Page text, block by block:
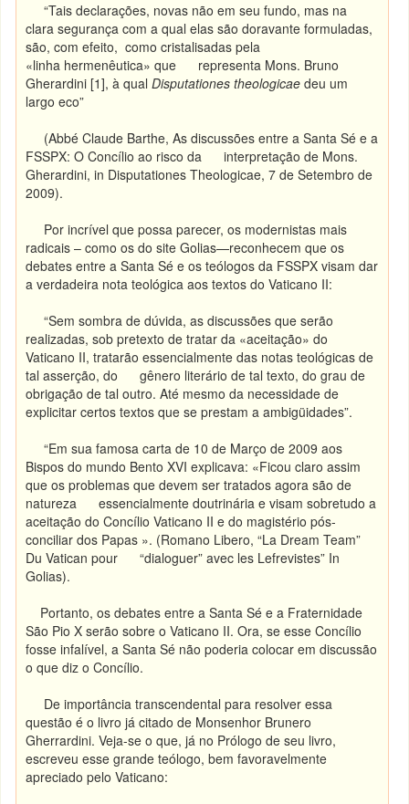
“Tais declarações, novas não em seu fundo, mas na
clara segurança com a qual elas são doravante formuladas,
são, com efeito, como cristalisadas pela
«linha hermenêutica» que representa Mons. Bruno
Gherardini [1], à qualDisputationes theologicae deu um
largo eco”
(Abbé Claude Barthe, As discussões entre a Santa Sé e a
FSSPX: O Concílio ao risco da interpretação de Mons.
Gherardini, in Disputationes Theologicae, 7 de Setembro de
2009).
Por incrível que possa parecer, os modernistas mais
radicais – como os do site Golias—reconhecem que os
debates entre a Santa Sé e os teólogos da FSSPX visam dar
a verdadeira nota teológica aos textos do Vaticano II:
“Sem sombra de dúvida, as discussões que serão
realizadas, sob pretexto de tratar da «aceitação» do
Vaticano II, tratarão essencialmente das notas teológicas de
tal asserção, do gênero literário de tal texto, do grau de
obrigação de tal outro. Até mesmo da necessidade de
explicitar certos textos que se prestam a ambigüidades”.
“Em sua famosa carta de 10 de Março de 2009 aos
Bispos do mundo Bento XVI explicava: «Ficou claro assim
que os problemas que devem ser tratados agora são de
natureza essencialmente doutrinária e visam sobretudo a
aceitação do Concílio Vaticano II e do magistério pós-
conciliar dos Papas ». (Romano Libero, “La Dream Team”
Du Vatican pour “dialoguer” avec les Lefrevistes” In
Golias).
Portanto, os debates entre a Santa Sé e a Fraternidade
São Pio X serão sobre o Vaticano II. Ora, se esse Concílio
fosse infalível, a Santa Sé não poderia colocar em discussão
o que diz o Concílio.
De importância transcendental para resolver essa
questão é o livro já citado de Monsenhor Brunero
Gherrardini. Veja-se o que, já no Prólogo de seu livro,
escreveu esse grande teólogo, bem favoravelmente
apreciado pelo Vaticano: